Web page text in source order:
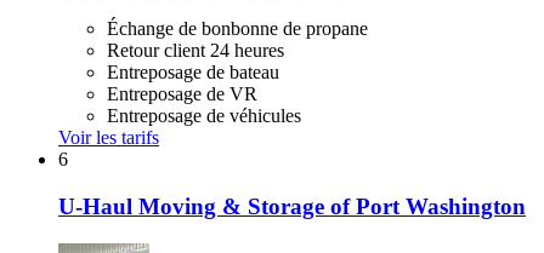
Échange de bonbonne de propane
Retour client 24 heures
Entreposage de bateau
Entreposage de VR
Entreposage de véhicules
Voir les tarifs
6
U-Haul Moving & Storage of Port Washington